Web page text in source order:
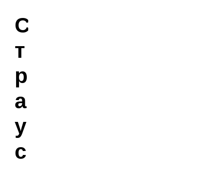
С
т
р
а
у
с